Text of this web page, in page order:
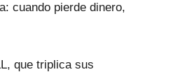
cuando pierde dinero,
que triplica sus